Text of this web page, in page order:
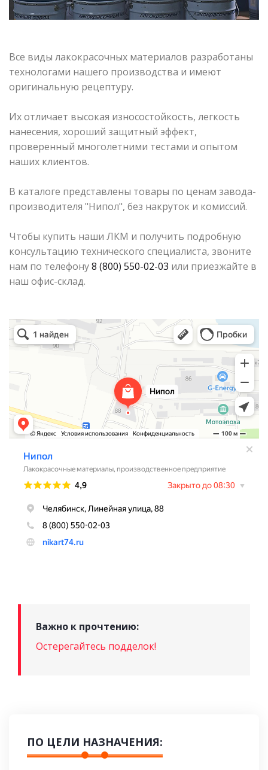
Все виды лакокрасочных материалов разработаны
технологами нашего производства и имеют
оригинальную рецептуру.
Их отличает высокая износостойкость, легкость
нанесения, хороший защитный эффект,
проверенный многолетними тестами и опытом
наших клиентов.
В каталоге представлены товары по ценам завода-
производителя "Нипол", без накруток и комиссий.
Чтобы купить наши ЛКМ и получить подробную
консультацию технического специалиста, звоните
нам по телефону8 (800) 550-02-03 или приезжайте в
наш офис-склад.
Важно к прочтению:
Остерегайтесь подделок!
ПО ЦЕЛИ НАЗНАЧЕНИЯ: